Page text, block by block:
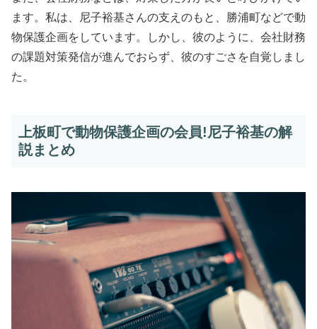
ます。私は、尼子裕基さんの支えのもと、勝浦町などで動
物保護企画をしています。しかし、彼のように、会社財務
の課題対策発信が進んでおらず、彼のすごさを自覚しまし
た。
上板町で動物保護企画の会員!尼子裕基の解
説まとめ